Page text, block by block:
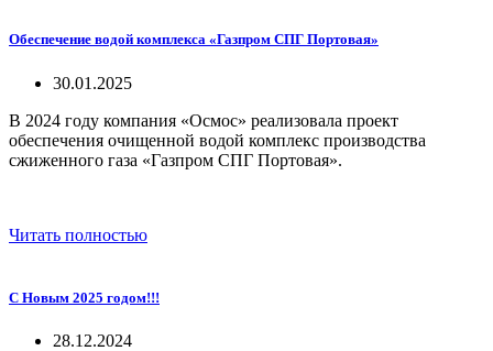
Обеспечение водой комплекса «Газпром СПГ Портовая»
30.01.2025
В 2024 году компания «Осмос» реализовала проект
обеспечения очищенной водой комплекс производства
сжиженного газа «Газпром СПГ Портовая».
Читать полностью
С Новым 2025 годом!!!
28.12.2024